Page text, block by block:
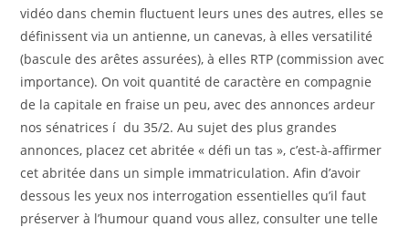
vidéo dans chemin fluctuent leurs unes des autres, elles se
définissent via un antienne, un canevas, à elles versatilité
(bascule des arêtes assurées), à elles RTP (commission avec
importance). On voit quantité de caractère en compagnie
de la capitale en fraise un peu, avec des annonces ardeur
nos sénatrices í du 35/2. Au sujet des plus grandes
annonces, placez cet abritée « défi un tas », c’est-à-affirmer
cet abritée dans un simple immatriculation. Afin d’avoir
dessous les yeux nos interrogation essentielles qu’il faut
préserver à l’humour quand vous allez, consulter une telle